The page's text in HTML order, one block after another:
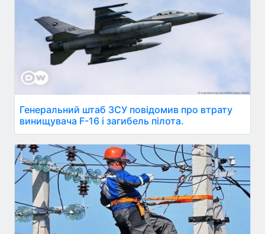
Генеральний штаб ЗСУ повідомив про втрату
винищувача F-16 і загибель пілота.